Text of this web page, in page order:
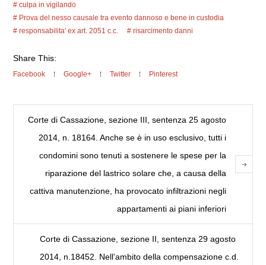
culpa in vigilando
Prova del nesso causale tra evento dannoso e bene in custodia
responsabilita' ex art. 2051 c.c.
risarcimento danni
Share This:
Facebook Google+ Twitter Pinterest
Corte di Cassazione, sezione III, sentenza 25 agosto
2014, n. 18164. Anche se è in uso esclusivo, tutti i
condomini sono tenuti a sostenere le spese per la
riparazione del lastrico solare che, a causa della
cattiva manutenzione, ha provocato infiltrazioni negli
appartamenti ai piani inferiori
Corte di Cassazione, sezione II, sentenza 29 agosto
2014, n.18452. Nell’ambito della compensazione c.d.